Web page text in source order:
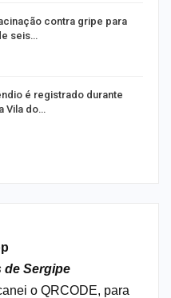
contra gripe para
seis…
é registrado durante
Vila do…
de Sergipe
o QRCODE, para